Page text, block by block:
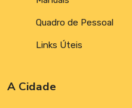
Quadro de Pessoal
Links Úteis
A Cidade